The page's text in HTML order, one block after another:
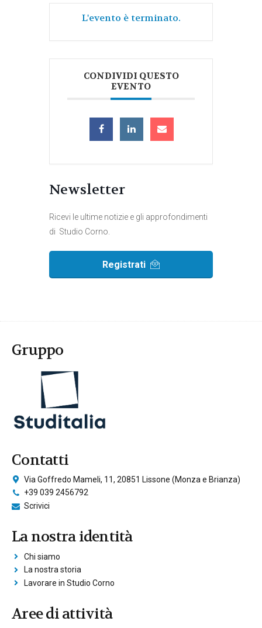
L'evento è terminato.
CONDIVIDI QUESTO
EVENTO
Newsletter
Ricevi le ultime notizie e gli approfondimenti
di Studio Corno.
Registrati
Gruppo
Contatti
Via Goffredo Mameli, 11, 20851 Lissone (Monza e Brianza)
+39 039 2456792
Scrivici
La nostra identità
Chi siamo
La nostra storia
Lavorare in Studio Corno
Aree di attività